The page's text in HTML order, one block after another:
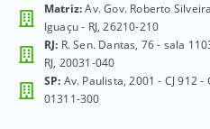
Matriz:Av. Gov. Roberto
Iguaçu - RJ, 26210-210
RJ: R. Sen. Dantas, 76 - sala
RJ, 20031-040
SP: Av. Paulista, 2001 - CJ 912
01311-300